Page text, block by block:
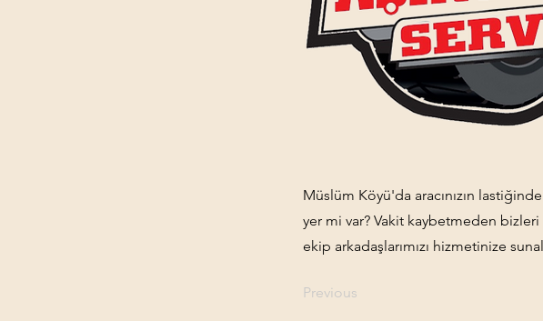
Müslüm Köyü'da aracınızın
yer mi var? Vakit kaybetmeden bizleri
ekip arkadaşlarımızı hizmetinize
Previous